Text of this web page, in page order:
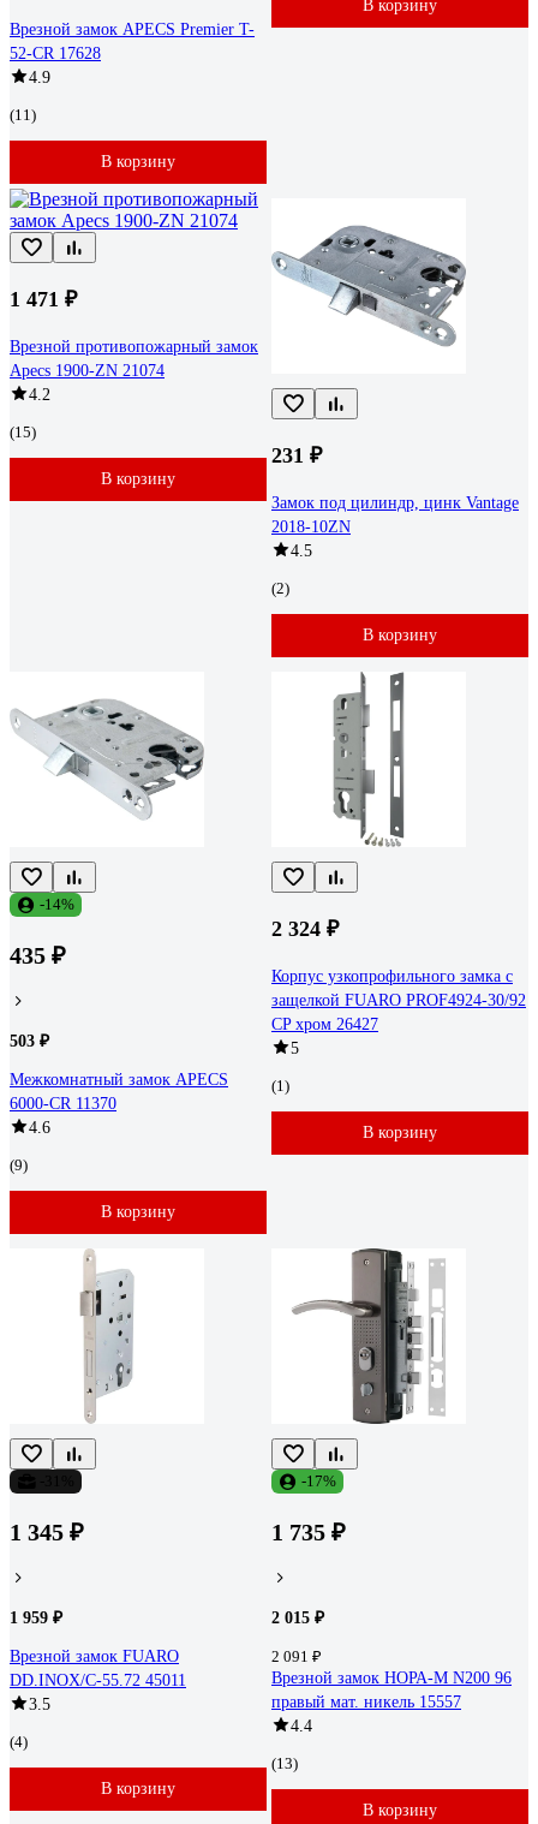
Врезной замок APECS Premier T-
52-CR 17628
4.9
(11)
В корзину
В корзину
1 471 ₽
Врезной противопожарный замок
Apecs 1900-ZN 21074
4.2
(15)
В корзину
231 ₽
Замок под цилиндр, цинк Vantage
2018-10ZN
4.5
(2)
В корзину
-14%
435 ₽
503 ₽
Межкомнатный замок APECS
6000-CR 11370
4.6
(9)
В корзину
2 324 ₽
Корпус узкопрофильного замка с
защелкой FUARO PROF4924-30/92
CP хром 26427
5
(1)
В корзину
1 345 ₽
1 959 ₽
Врезной замок FUARO
DD.INOX/C-55.72 45011
3.5
(4)
В корзину
-17%
1 735 ₽
2 015 ₽
2 091 ₽
Врезной замок НОРА-М N200 96
правый мат. никель 15557
4.4
(13)
В корзину